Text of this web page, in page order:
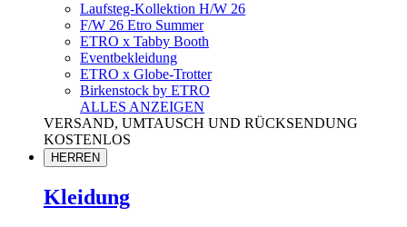
Laufsteg-Kollektion H/W 26
F/W 26 Etro Summer
ETRO x Tabby Booth
Eventbekleidung
ETRO x Globe-Trotter
Birkenstock by ETRO
ALLES ANZEIGEN
VERSAND, UMTAUSCH UND RÜCKSENDUNG
KOSTENLOS
HERREN
Kleidung